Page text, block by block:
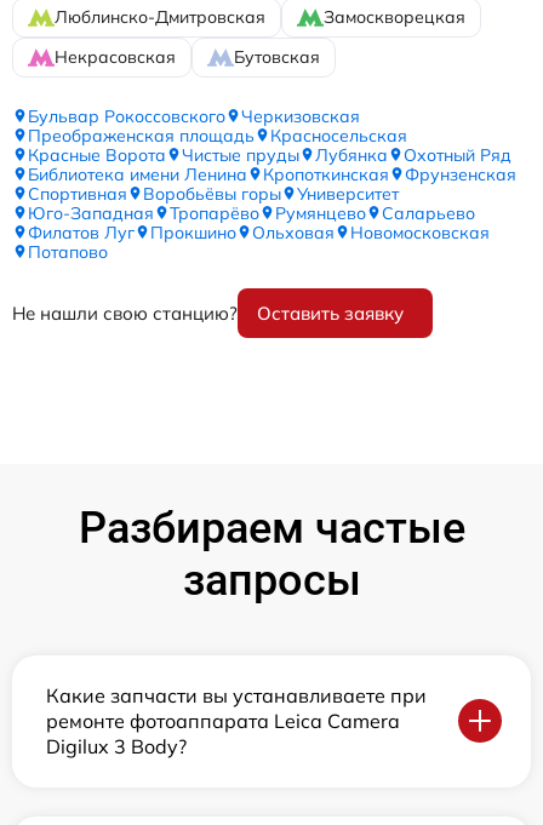
Люблинско-Дмитровская
Замоскворецкая
Некрасовская
Бутовская
Бульвар Рокоссовского
Черкизовская
Преображенская площадь
Красносельская
Красные Ворота
Чистые пруды Лубянка
Охотный Ряд
Библиотека имени Ленина
Кропоткинская
Фрунзенская
Спортивная
Воробьёвы горы
Университет
Юго-Западная
Тропарёво Румянцево
Саларьево
Филатов Луг
Прокшино Ольховая
Новомосковская
Потапово
Не нашли свою станцию? Оставить заявку
Разбираем частые
запросы
Какие запчасти вы устанавливаете при
ремонте фотоаппарата Leica Camera
Digilux 3 Body?